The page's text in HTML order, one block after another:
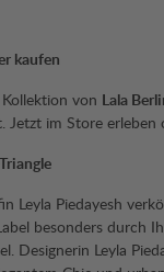
kaufen
von Lala
im Store erleben
Leyla Piedayesh
besonders durch
Designerin Leyla